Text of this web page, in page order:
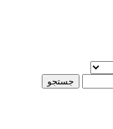
جستجو